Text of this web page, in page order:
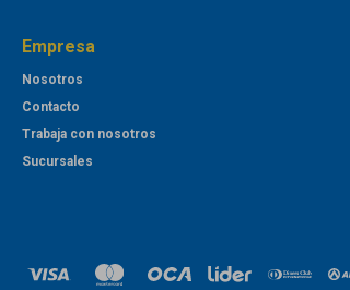
Empresa
Nosotros
Contacto
Trabaja con nosotros
Sucursales